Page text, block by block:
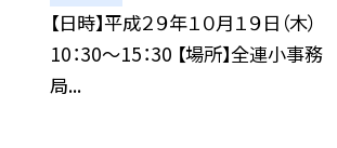
【日時】平成２９年１０月１９日（木）
10：30〜15：30 【場所】全連小事務
局...